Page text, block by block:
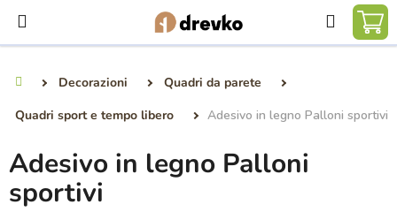
contenuto
Ricerca
Decorazioni
Quadri da parete
Quadri sport e tempo libero
Adesivo in legno Palloni sportivi
Adesivo in legno Palloni
sportivi